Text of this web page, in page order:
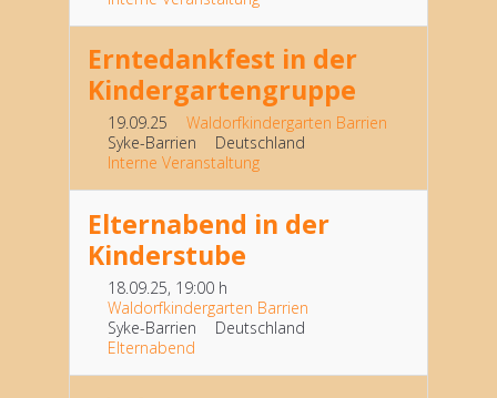
Erntedankfest in der
Kindergartengruppe
19.09.25
Waldorfkindergarten Barrien
Syke-Barrien
Deutschland
Interne Veranstaltung
Elternabend in der
Kinderstube
18.09.25, 19:00 h
Waldorfkindergarten Barrien
Syke-Barrien
Deutschland
Elternabend